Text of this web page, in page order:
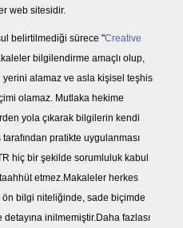
web sitesidir.
belirtilmediği sürece "Creative
bilgilendirme amaçlı olup,
alamaz ve asla kişisel teşhis
olamaz. Mutlaka hekime
yola çıkarak bilgilerin kendi
pratikte uygulanması
hiç bir şekilde sorumluluk kabul
etmez.Makaleler herkes
ön bilgi niteliğinde, sade biçimde
detayına inilmemiştir.Daha fazlası